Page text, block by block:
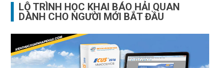
LỘ TRÌNH HỌC KHAI BÁO HẢI QUAN
DÀNH CHO NGƯỜI MỚI BẮT ĐẦU